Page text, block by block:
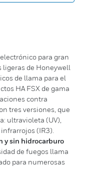
para gran
de Honeywell
de llama para el
HA FSX de gama
contra
tres versiones, que
ultravioleta (UV),
(IR3).
y sin hidrocarburo
de fuegos llama
para numerosas